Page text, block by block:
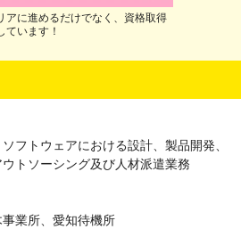
アに進めるだけでなく、資格取得
ています！
フトウェアにおける設計、製品開発、
トソーシング及び人材派遣業務
業所、愛知待機所